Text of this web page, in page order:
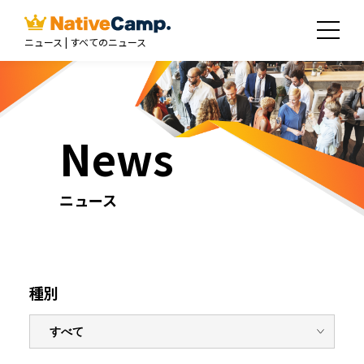
ニュース | すべてのニュース
News
ニュース
種別